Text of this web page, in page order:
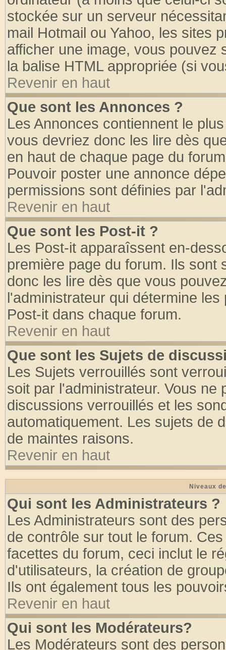
stockée sur un serveur
mail Hotmail ou Yahoo, les sites
afficher une image, vous pouvez
la balise HTML appropriée (si
Revenir en haut
Que sont les Annonces ?
Les Annonces contiennent le
vous devriez donc les lire dès
en haut de chaque page du
Pouvoir poster une annonce
permissions sont définies par
Revenir en haut
Que sont les Post-it ?
Les Post-it apparaîssent en-
première page du forum. Ils
donc les lire dès que vous
l'administrateur qui détermine
Post-it dans chaque forum.
Revenir en haut
Que sont les Sujets de
Les Sujets verrouillés sont
soit par l'administrateur. Vous
discussions verrouillés et les
automatiquement. Les sujets de
de maintes raisons.
Revenir en haut
Niveaux
Qui sont les Administrateurs ?
Les Administrateurs sont des
de contrôle sur tout le forum.
facettes du forum, ceci inclut le
d'utilisateurs, la création de
Ils ont également tous les
Revenir en haut
Qui sont les Modérateurs?
Les Modérateurs sont des